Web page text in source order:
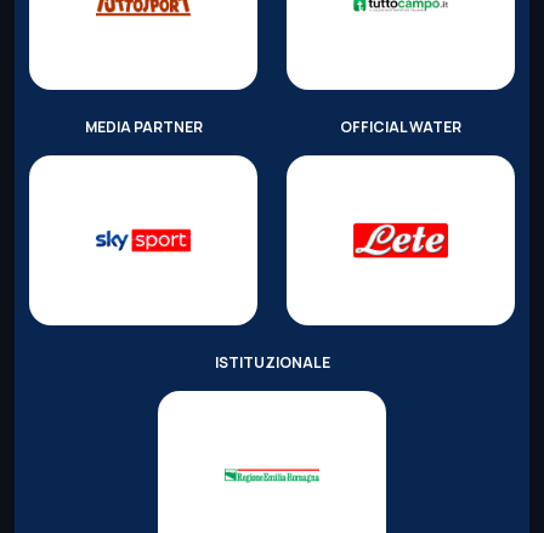
MEDIA PARTNER OFFICIAL WATER
ISTITUZIONALE